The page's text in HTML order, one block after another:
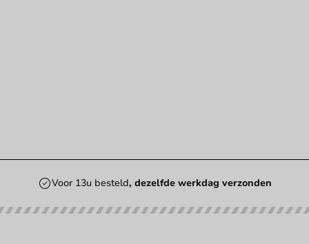
Voor 13u besteld, dezelfde werkdag verzonden